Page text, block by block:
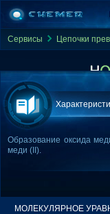
Сервисы Цепочки
Образование оксида
меди (II).
МОЛЕКУЛЯРНОЕ